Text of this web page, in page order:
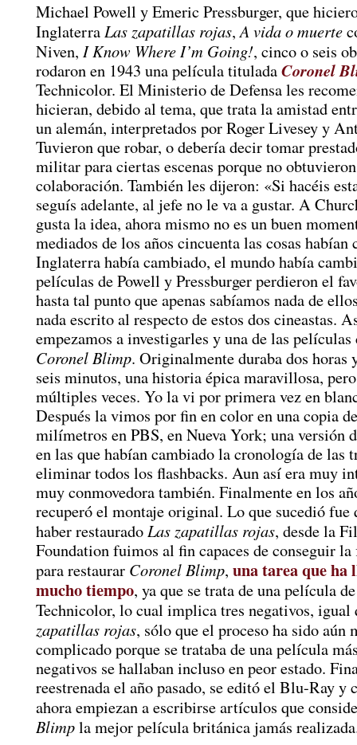
Michael Powell y Emeric Pressburger, que
Inglaterra Las zapatillas rojas,A vida o muerte
Niven, I Know Where I’m Going!, cinco o seis
rodaron en 1943 una película tituladaCoronel
Technicolor. El Ministerio de Defensa les
hicieran, debido al tema, que trata la amistad
un alemán, interpretados por Roger Livesey y
Tuvieron que robar, o debería decir tomar
militar para ciertas escenas porque no
colaboración. También les dijeron: «Si hacéis
seguís adelante, al jefe no le va a gustar. A
gusta la idea, ahora mismo no es un buen
mediados de los años cincuenta las cosas habían
Inglaterra había cambiado, el mundo había
películas de Powell y Pressburger perdieron el
hasta tal punto que apenas sabíamos nada de
nada escrito al respecto de estos dos cineastas.
empezamos a investigarles y una de las películas
Coronel Blimp. Originalmente duraba dos horas
seis minutos, una historia épica maravillosa,
múltiples veces. Yo la vi por primera vez en
Después la vimos por fin en color en una copia
milímetros en PBS, en Nueva York; una versión
en las que habían cambiado la cronología de las
eliminar todos los flashbacks. Aun así era muy
muy conmovedora también. Finalmente en los
recuperó el montaje original. Lo que sucedió fue
haber restaurado Las zapatillas rojas, desde la
Foundation fuimos al fin capaces de conseguir
para restaurar Coronel Blimp, una tarea que ha
mucho tiempo, ya que se trata de una película
Technicolor, lo cual implica tres negativos, igual
zapatillas rojas, sólo que el proceso ha sido aún
complicado porque se trataba de una película
negativos se hallaban incluso en peor estado.
reestrenada el año pasado, se editó el Blu-Ray y
ahora empiezan a escribirse artículos que
Blimpla mejor película británica jamás